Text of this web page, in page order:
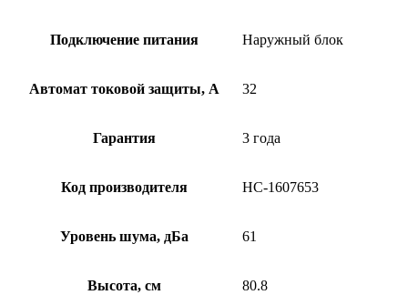
Подключение питания Наружный блок
Автомат токовой защиты, А 32
Гарантия 3 года
Код производителя НС-1607653
Уровень шума, дБа 61
Высота, см 80.8